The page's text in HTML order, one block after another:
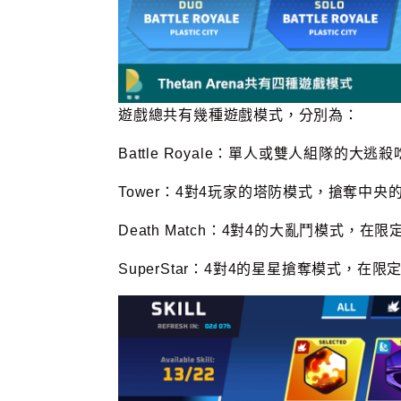
遊戲總共有幾種遊戲模式，分別為：
Battle Royale：單人或雙人組隊的大逃殺
Tower：4對4玩家的塔防模式，搶奪中央
Death Match：4對4的大亂鬥模式，在限
SuperStar：4對4的星星搶奪模式，在限